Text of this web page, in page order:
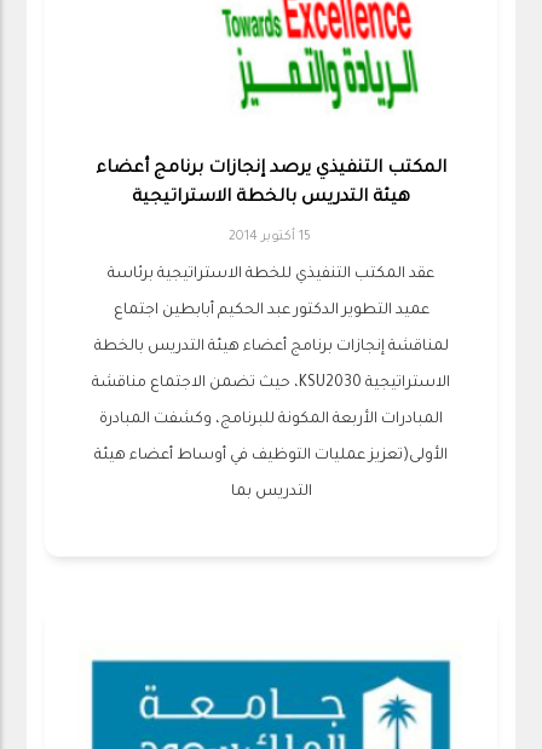
المكتب التنفيذي يرصد إنجازات برنامج أعضاء
هيئة التدريس بالخطة الاستراتيجية
15 أكتوبر 2014
عقد المكتب التنفيذي للخطة الاستراتيجية برئاسة
عميد التطوير الدكتور عبد الحكيم أبابطين اجتماع
لمناقشة إنجازات برنامج أعضاء هيئة التدريس بالخطة
الاستراتيجية KSU2030، حيث تضمن الاجتماع مناقشة
المبادرات الأربعة المكونة للبرنامج، وكشفت المبادرة
الأولى(تعزيز عمليات التوظيف في أوساط أعضاء هيئة
التدريس بما